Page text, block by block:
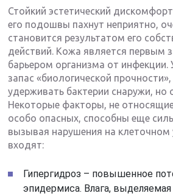
Стойкий эстетический
его подошвы пахнут неприятно,
становится результатом его
действий. Кожа является первым
барьером организма от инфекции.
запас «биологической
удерживать бактерии снаружи, но
Некоторые факторы, не
особо опасных, способны еще
вызывая нарушения на клеточном
входят:
Гипергидроз – повышенное
эпидермиса. Влага,